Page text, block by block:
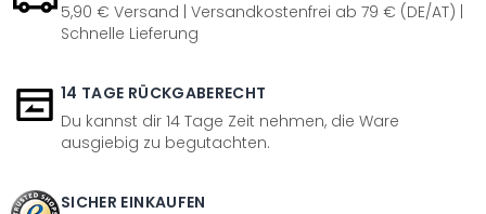
5,90 € Versand | Versandkostenfrei ab 79 € (DE/AT) |
Schnelle Lieferung
14 TAGE RÜCKGABERECHT
Du kannst dir 14 Tage Zeit nehmen, die Ware
ausgiebig zu begutachten.
SICHER EINKAUFEN